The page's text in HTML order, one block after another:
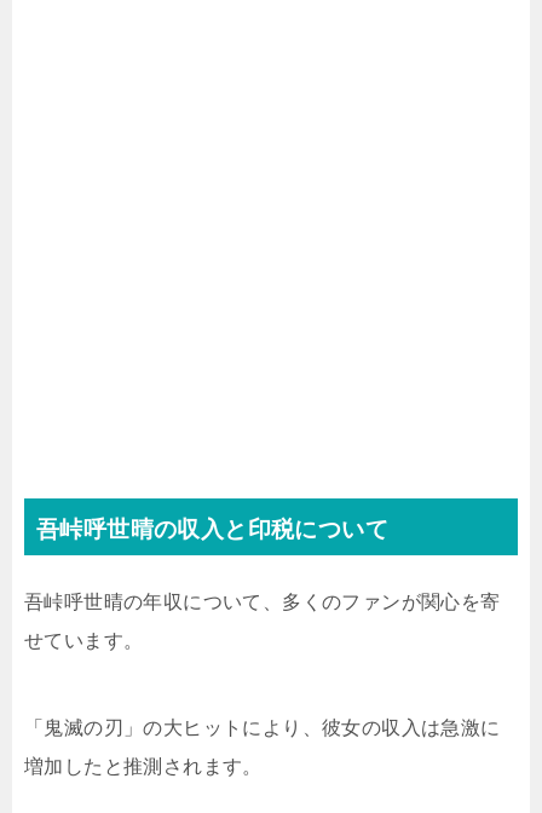
吾峠呼世晴の収入と印税について
吾峠呼世晴の年収について、多くのファンが関心を寄
せています。
「鬼滅の刃」の大ヒットにより、彼女の収入は急激に
増加したと推測されます。